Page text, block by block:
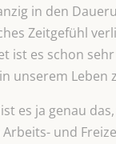
in den
Zeitgefühl
ist es schon
unserem Leben
es ja genau
und